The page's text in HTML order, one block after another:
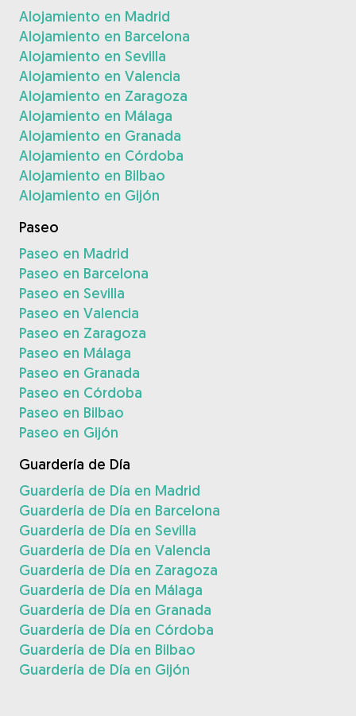
Alojamiento en Madrid
Alojamiento en Barcelona
Alojamiento en Sevilla
Alojamiento en Valencia
Alojamiento en Zaragoza
Alojamiento en Málaga
Alojamiento en Granada
Alojamiento en Córdoba
Alojamiento en Bilbao
Alojamiento en Gijón
Paseo
Paseo en Madrid
Paseo en Barcelona
Paseo en Sevilla
Paseo en Valencia
Paseo en Zaragoza
Paseo en Málaga
Paseo en Granada
Paseo en Córdoba
Paseo en Bilbao
Paseo en Gijón
Guardería de Día
Guardería de Día en Madrid
Guardería de Día en Barcelona
Guardería de Día en Sevilla
Guardería de Día en Valencia
Guardería de Día en Zaragoza
Guardería de Día en Málaga
Guardería de Día en Granada
Guardería de Día en Córdoba
Guardería de Día en Bilbao
Guardería de Día en Gijón